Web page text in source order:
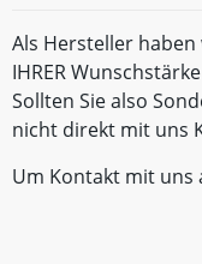
Als Hersteller haben
IHRER
Sollten Sie also
nicht direkt mit uns
Um Kontakt mit